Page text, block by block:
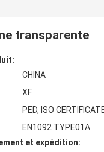
transparente
CHINA
XF
PED, ISO
EN1092 TYPE01A
et expédition: